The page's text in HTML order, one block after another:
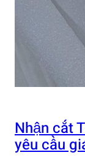
Nhận cắt
yêu cầu